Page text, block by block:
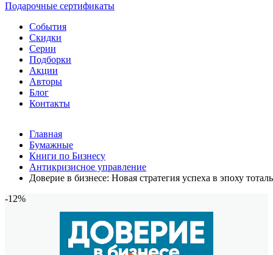
Подарочные сертификаты
События
Скидки
Серии
Подборки
Акции
Авторы
Блог
Контакты
Главная
Бумажные
Книги по Бизнесу
Антикризисное управление
Доверие в бизнесе: Новая стратегия успеха в эпоху
-12%